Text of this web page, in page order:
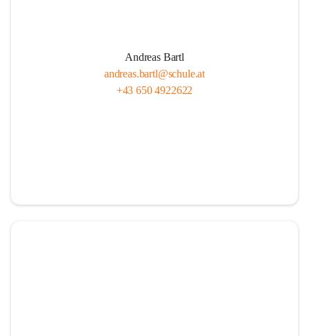
Andreas Bartl
andreas.bartl@schule.at
+43 650 4922622